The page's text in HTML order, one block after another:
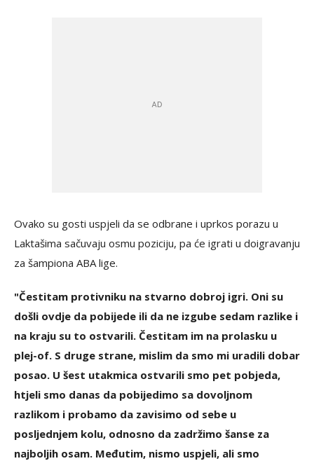
Ovako su gosti uspjeli da se odbrane i uprkos porazu u
Laktašima sačuvaju osmu poziciju, pa će igrati u doigravanju
za šampiona ABA lige.
"Čestitam protivniku na stvarno dobroj igri. Oni su
došli ovdje da pobijede ili da ne izgube sedam razlike i
na kraju su to ostvarili. Čestitam im na prolasku u
plej-of. S druge strane, mislim da smo mi uradili dobar
posao. U šest utakmica ostvarili smo pet pobjeda,
htjeli smo danas da pobijedimo sa dovoljnom
razlikom i probamo da zavisimo od sebe u
posljednjem kolu, odnosno da zadržimo šanse za
najboljih osam. Međutim, nismo uspjeli, ali smo